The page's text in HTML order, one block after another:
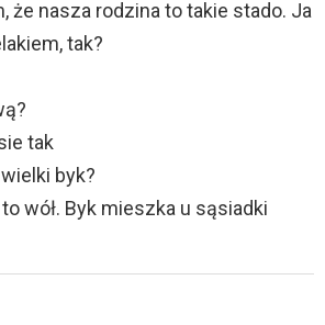
że nasza rodzina to takie stado. Ja
tak?
tak
byk?
wół. Byk mieszka u sąsiadki